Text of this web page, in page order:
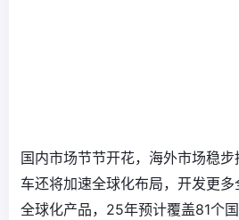
国内市场节节开花，海外市场稳
车还将加速全球化布局，开发更
全球化产品，25年预计覆盖81个